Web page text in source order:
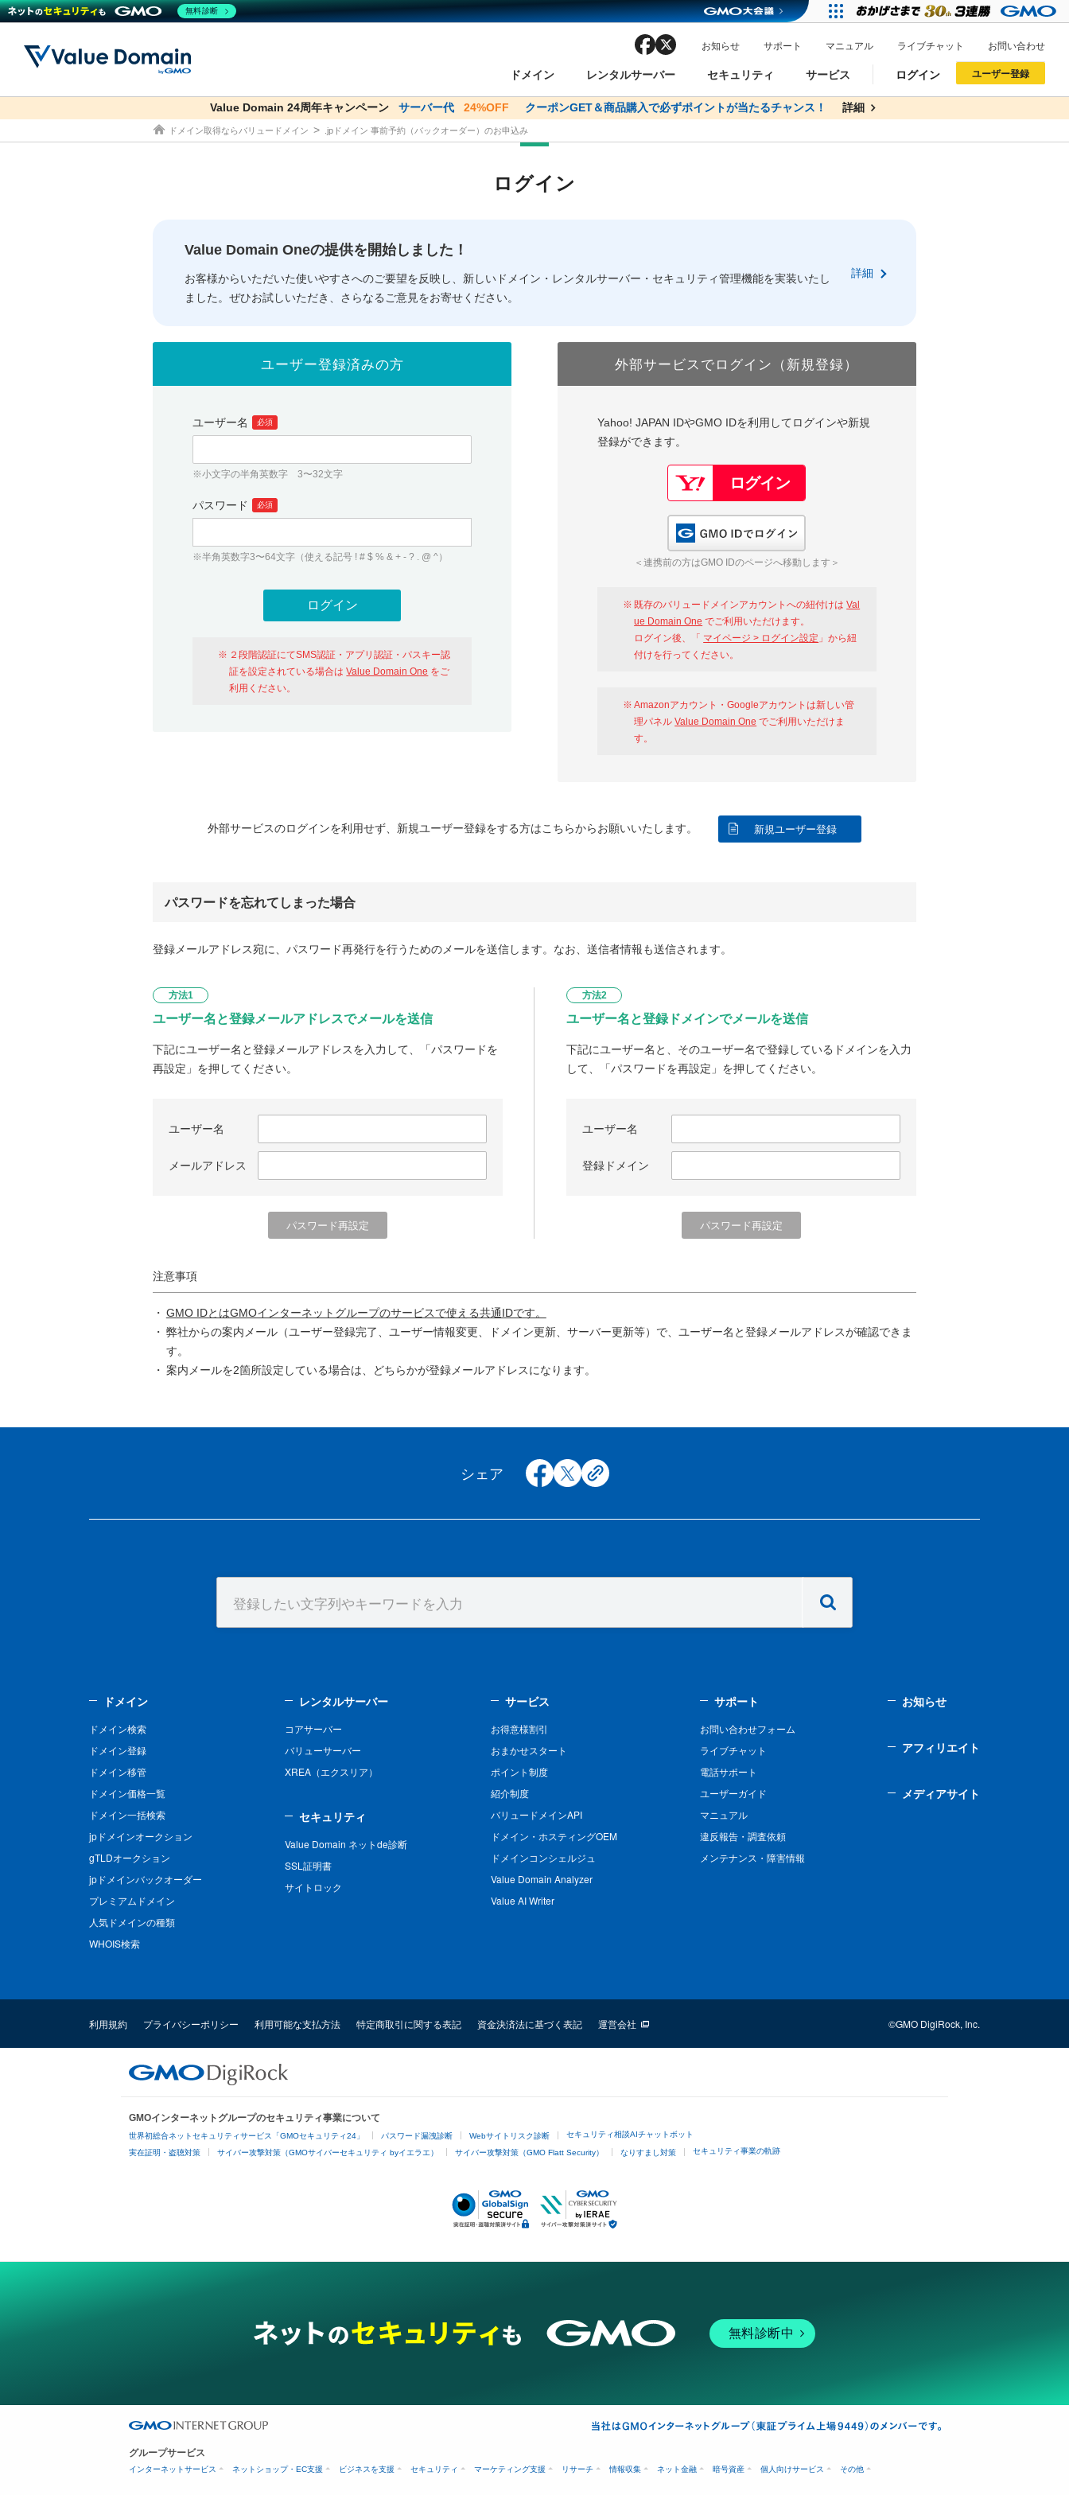
ドメイン
ドメイン ドメイン検索
ドメイン一括検索
人気ドメインの種類 WHOIS検索
レンタルサーバー
レンタルサーバー コアサーバー
セキュリティ
セキュリティ Value Domain ネットde診断
サービス
サービス お得意様割引
バリュードメインAPI
facebook お知らせ サポート マニュアル ライブチャット お問い合わせ
ログイン
従来のバリュードメインをご利用希望の方 おすすめ One レンタルサーバーを含む最新の機能を使う方
以下でもログイン可能
ユーザー登録
従来のバリュードメインをご利用希望の方 おすすめ One レンタルサーバーを含む最新の機能を使う方
以下でも登録可能
Value Domain 24周年キャンペーン サーバー代 24%OFF クーポンGET＆商品購入で必ずポイントが当たるチャンス！ 詳細
co.jpドメイン✕コアサーバーV2ビジネス応援キャンペーン サーバー料金1年間無料 詳細
ドメイン取得ならバリュードメイン .jpドメイン 事前予約（バックオーダー）のお申込み
ログイン
Value Domain Oneの提供を開始しました！
お客様からいただいた使いやすさへのご要望を反映し、新しいドメイン・レンタルサーバー・セキュリティ管理機能を実装いたし
ました。ぜひお試しいただき、さらなるご意見をお寄せください。
詳細
ユーザー登録済みの方
ユーザー名 必須
※小文字の半角英数字 3〜32文字
パスワード 必須
※半角英数字3〜64文字（使える記号 ! # $ % & + - ? . @ ^）
２段階認証にてSMS認証・アプリ認証・パスキー認
証を設定されている場合はValue Domain One をご
利用ください。
外部サービスでログイン（新規登録）
Yahoo! JAPAN IDやGMO IDを利用してログインや新規
登録ができます。
＜連携前の方はGMO IDのページへ移動します＞
既存のバリュードメインアカウントへの紐付けはVal
ue Domain One でご利用いただけます。
ログイン後、「 マイページ > ログイン設定 」から紐
付けを行ってください。
Amazonアカウント・Googleアカウントは新しい管
理パネルValue Domain One でご利用いただけま
す。
外部サービスのログインを利用せず、新規ユーザー登録をする方はこちらからお願いいたします。 新規ユーザー登録
パスワードを忘れてしまった場合
登録メールアドレス宛に、パスワード再発行を行うためのメールを送信します。なお、送信者情報も送信されます。
方法1
ユーザー名と登録メールアドレスでメールを送信
下記にユーザー名と登録メールアドレスを入力して、「パスワードを
再設定」を押してください。
ユーザー名
メールアドレス
方法2
ユーザー名と登録ドメインでメールを送信
下記にユーザー名と、そのユーザー名で登録しているドメインを入力
して、「パスワードを再設定」を押してください。
ユーザー名
登録ドメイン
注意事項
GMO IDとはGMOインターネットグループのサービスで使える共通IDです。
弊社からの案内メール（ユーザー登録完了、ユーザー情報変更、ドメイン更新、サーバー更新等）で、ユーザー名と登録メールアドレスが確認できま
す。
案内メールを2箇所設定している場合は、どちらかが登録メールアドレスになります。
シェア facebook
x copy
ドメイン
ドメイン検索
ドメイン登録
ドメイン移管
ドメイン価格一覧
ドメイン一括検索
jpドメインオークション
gTLDオークション
jpドメインバックオーダー
プレミアムドメイン
人気ドメインの種類
WHOIS検索
レンタルサーバー
コアサーバー
バリューサーバー
XREA（エクスリア）
セキュリティ
Value Domain ネットde診断
SSL証明書
サイトロック
サービス
お得意様割引
おまかせスタート
ポイント制度
紹介制度
バリュードメインAPI
ドメイン・ホスティングOEM
ドメインコンシェルジュ
Value Domain Analyzer
Value AI Writer
サポート
お問い合わせフォーム
ライブチャット
電話サポート
ユーザーガイド
マニュアル
違反報告・調査依頼
メンテナンス・障害情報
お知らせ
アフィリエイト
メディアサイト
利用規約 プライバシーポリシー 利用可能な支払方法 特定商取引に関する表記 資金決済法に基づく表記 運営会社 ©GMO DigiRock, Inc.
GMOインターネットグループのセキュリティ事業について
世界初総合ネットセキュリティサービス「GMOセキュリティ24」 パスワード漏洩診断 Webサイトリスク診断 セキュリティ相談AIチャットボット
実在証明・盗聴対策 サイバー攻撃対策（GMOサイバーセキュリティ byイエラエ） サイバー攻撃対策（GMO Flatt Security） なりすまし対策 セキュリティ事業の軌跡
無料診断中
グループサービス
インターネットサービス ネットショップ・EC支援 ビジネスを支援 セキュリティ マーケティング支援 リサーチ 情報収集 ネット金融 暗号資産 個人向けサービス その他
無料診断